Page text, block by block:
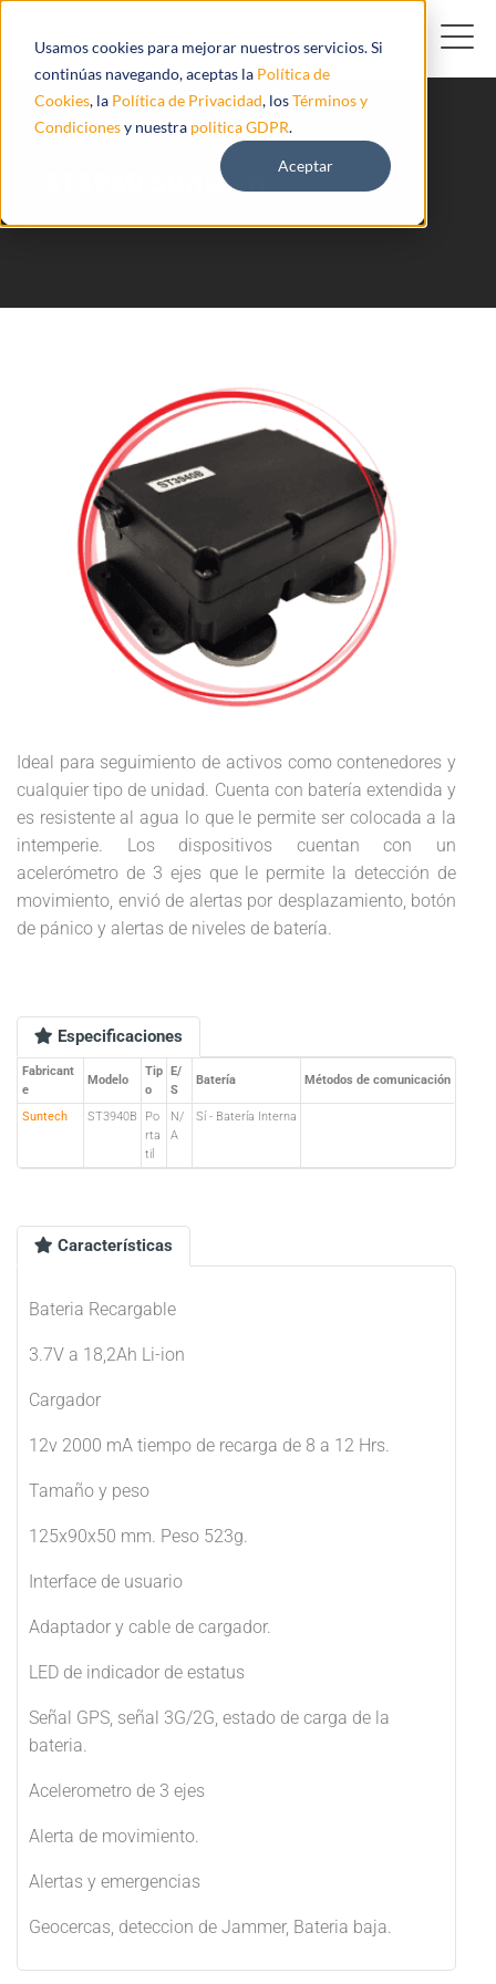
Usamos cookies para mejorar nuestros servicios. Si
continúas navegando, aceptas la Política de
Cookies, la Política de Privacidad, losTérminos y
Condicionesy nuestra politica GDPR.
Aceptar
ST3940 Suntech
Ideal para seguimiento de activos como contenedores y
cualquier tipo de unidad. Cuenta con batería extendida y
es resistente al agua lo que le permite ser colocada a la
intemperie. Los dispositivos cuentan con un
acelerómetro de 3 ejes que le permite la detección de
movimiento, envió de alertas por desplazamiento, botón
de pánico y alertas de niveles de batería.
Especificaciones
Fabricant
e
Modelo
Tip
o
E/
S
Batería Métodos de comunicación
Suntech ST3940B
Po
rta
til
N/
A
Sí - Batería Interna
Características
Bateria Recargable
3.7V a 18,2Ah Li-ion
Cargador
12v 2000 mA tiempo de recarga de 8 a 12 Hrs.
Tamaño y peso
125x90x50 mm. Peso 523g.
Interface de usuario
Adaptador y cable de cargador.
LED de indicador de estatus
Señal GPS, señal 3G/2G, estado de carga de la
bateria.
Acelerometro de 3 ejes
Alerta de movimiento.
Alertas y emergencias
Geocercas, deteccion de Jammer, Bateria baja.